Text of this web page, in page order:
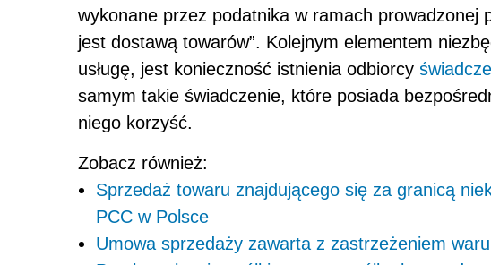
wykonane przez podatnika w ramach prowadzonej
jest dostawą towarów”. Kolejnym elementem
usługę, jest konieczność istnienia odbiorcy
samym takie świadczenie, które posiada
niego korzyść.
Zobacz również:
Sprzedaż towaru znajdującego się za granicą
PCC w Polsce
Umowa sprzedaży zawarta z zastrzeżeniem